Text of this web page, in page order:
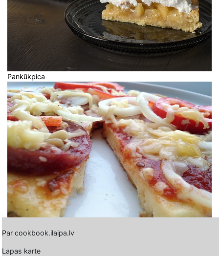
Pankūkpica
Par cookbook.ilaipa.lv
Lapas karte